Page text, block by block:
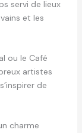
servi de lieux
et les
ou le Café
artistes
de
charme